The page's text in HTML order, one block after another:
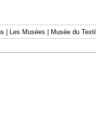
Les Musées Musée du